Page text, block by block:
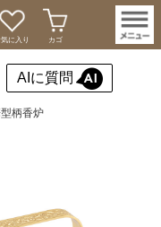
に入り カゴ
AIに質問
柄香炉